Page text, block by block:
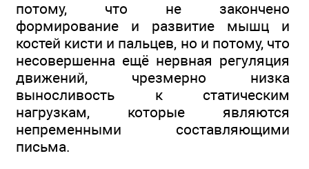
потому, что не закончено
формирование и развитие мышц и
костей кисти и пальцев, но и потому, что
несовершенна ещё нервная регуляция
движений, чрезмерно низка
выносливость к статическим
нагрузкам, которые являются
непременными составляющими
письма.